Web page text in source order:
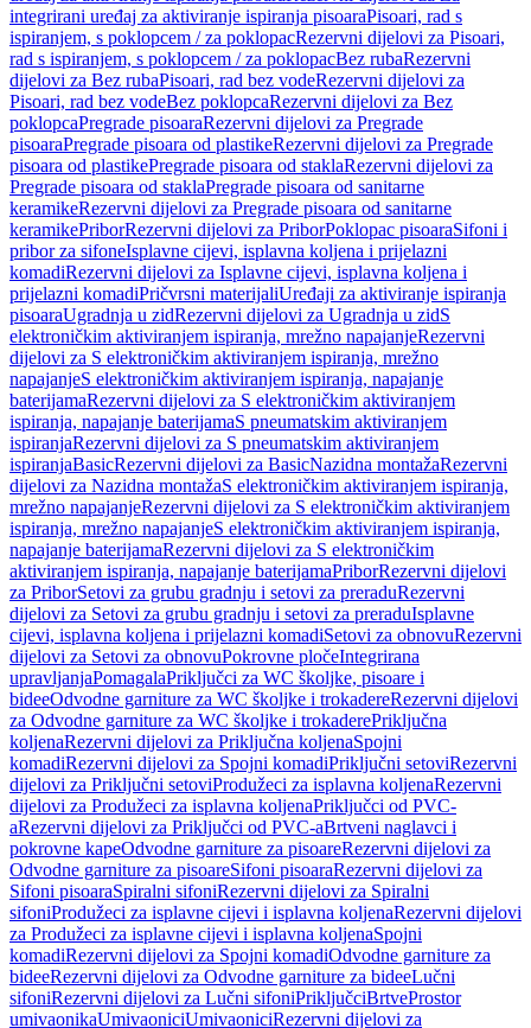
integrirani uređaj za aktiviranje ispiranja pisoaraPisoari, rad s
ispiranjem, s poklopcem / za poklopacRezervni dijelovi za Pisoari,
rad s ispiranjem, s poklopcem / za poklopacBez rubaRezervni
dijelovi za Bez rubaPisoari, rad bez vodeRezervni dijelovi za
Pisoari, rad bez vodeBez poklopcaRezervni dijelovi za Bez
poklopcaPregrade pisoaraRezervni dijelovi za Pregrade
pisoaraPregrade pisoara od plastikeRezervni dijelovi za Pregrade
pisoara od plastikePregrade pisoara od staklaRezervni dijelovi za
Pregrade pisoara od staklaPregrade pisoara od sanitarne
keramikeRezervni dijelovi za Pregrade pisoara od sanitarne
keramikePriborRezervni dijelovi za PriborPoklopac pisoaraSifoni i
pribor za sifoneIsplavne cijevi, isplavna koljena i prijelazni
komadiRezervni dijelovi za Isplavne cijevi, isplavna koljena i
prijelazni komadiPričvrsni materijaliUređaji za aktiviranje ispiranja
pisoaraUgradnja u zidRezervni dijelovi za Ugradnja u zidS
elektroničkim aktiviranjem ispiranja, mrežno napajanjeRezervni
dijelovi za S elektroničkim aktiviranjem ispiranja, mrežno
napajanjeS elektroničkim aktiviranjem ispiranja, napajanje
baterijamaRezervni dijelovi za S elektroničkim aktiviranjem
ispiranja, napajanje baterijamaS pneumatskim aktiviranjem
ispiranjaRezervni dijelovi za S pneumatskim aktiviranjem
ispiranjaBasicRezervni dijelovi za BasicNazidna montažaRezervni
dijelovi za Nazidna montažaS elektroničkim aktiviranjem ispiranja,
mrežno napajanjeRezervni dijelovi za S elektroničkim aktiviranjem
ispiranja, mrežno napajanjeS elektroničkim aktiviranjem ispiranja,
napajanje baterijamaRezervni dijelovi za S elektroničkim
aktiviranjem ispiranja, napajanje baterijamaPriborRezervni dijelovi
za PriborSetovi za grubu gradnju i setovi za preraduRezervni
dijelovi za Setovi za grubu gradnju i setovi za preraduIsplavne
cijevi, isplavna koljena i prijelazni komadiSetovi za obnovuRezervni
dijelovi za Setovi za obnovuPokrovne pločeIntegrirana
upravljanjaPomagalaPriključci za WC školjke, pisoare i
bideeOdvodne garniture za WC školjke i trokadereRezervni dijelovi
za Odvodne garniture za WC školjke i trokaderePriključna
koljenaRezervni dijelovi za Priključna koljenaSpojni
komadiRezervni dijelovi za Spojni komadiPriključni setoviRezervni
dijelovi za Priključni setoviProdužeci za isplavna koljenaRezervni
dijelovi za Produžeci za isplavna koljenaPriključci od PVC-
aRezervni dijelovi za Priključci od PVC-aBrtveni naglavci i
pokrovne kapeOdvodne garniture za pisoareRezervni dijelovi za
Odvodne garniture za pisoareSifoni pisoaraRezervni dijelovi za
Sifoni pisoaraSpiralni sifoniRezervni dijelovi za Spiralni
sifoniProdužeci za isplavne cijevi i isplavna koljenaRezervni dijelovi
za Produžeci za isplavne cijevi i isplavna koljenaSpojni
komadiRezervni dijelovi za Spojni komadiOdvodne garniture za
bideeRezervni dijelovi za Odvodne garniture za bideeLučni
sifoniRezervni dijelovi za Lučni sifoniPriključciBrtveProstor
umivaonikaUmivaoniciUmivaoniciRezervni dijelovi za